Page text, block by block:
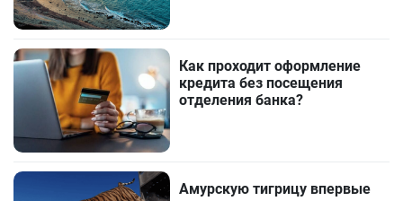
Как проходит оформление
кредита без посещения
отделения банка?
Амурскую тигрицу впервые